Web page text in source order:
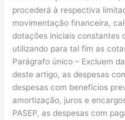
procederá à respectiva
movimentação financeira,
dotações iniciais constantes
utilizando para tal fim as
Parágrafo único – Excluem
deste artigo, as despesas
despesas com benefícios
amortização, juros e
PASEP, as despesas com